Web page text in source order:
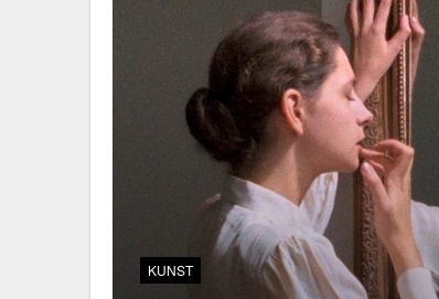
KUNST